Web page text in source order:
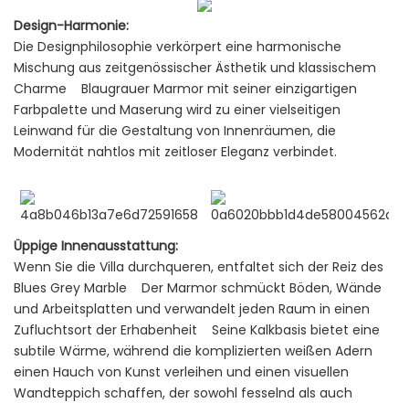
Design-Harmonie:
Die Designphilosophie verkörpert eine harmonische
Mischung aus zeitgenössischer Ästhetik und klassischem
Charme Blaugrauer Marmor mit seiner einzigartigen
Farbpalette und Maserung wird zu einer vielseitigen
Leinwand für die Gestaltung von Innenräumen, die
Modernität nahtlos mit zeitloser Eleganz verbindet.
Üppige Innenausstattung:
Wenn Sie die Villa durchqueren, entfaltet sich der Reiz des
Blues Grey Marble Der Marmor schmückt Böden, Wände
und Arbeitsplatten und verwandelt jeden Raum in einen
Zufluchtsort der Erhabenheit Seine Kalkbasis bietet eine
subtile Wärme, während die komplizierten weißen Adern
einen Hauch von Kunst verleihen und einen visuellen
Wandteppich schaffen, der sowohl fesselnd als auch